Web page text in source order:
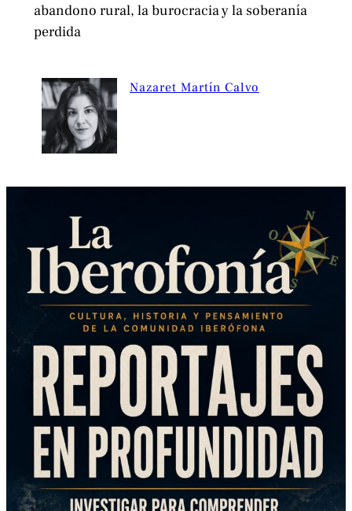
abandono rural, la burocracia y la soberanía
perdida
Nazaret Martín Calvo